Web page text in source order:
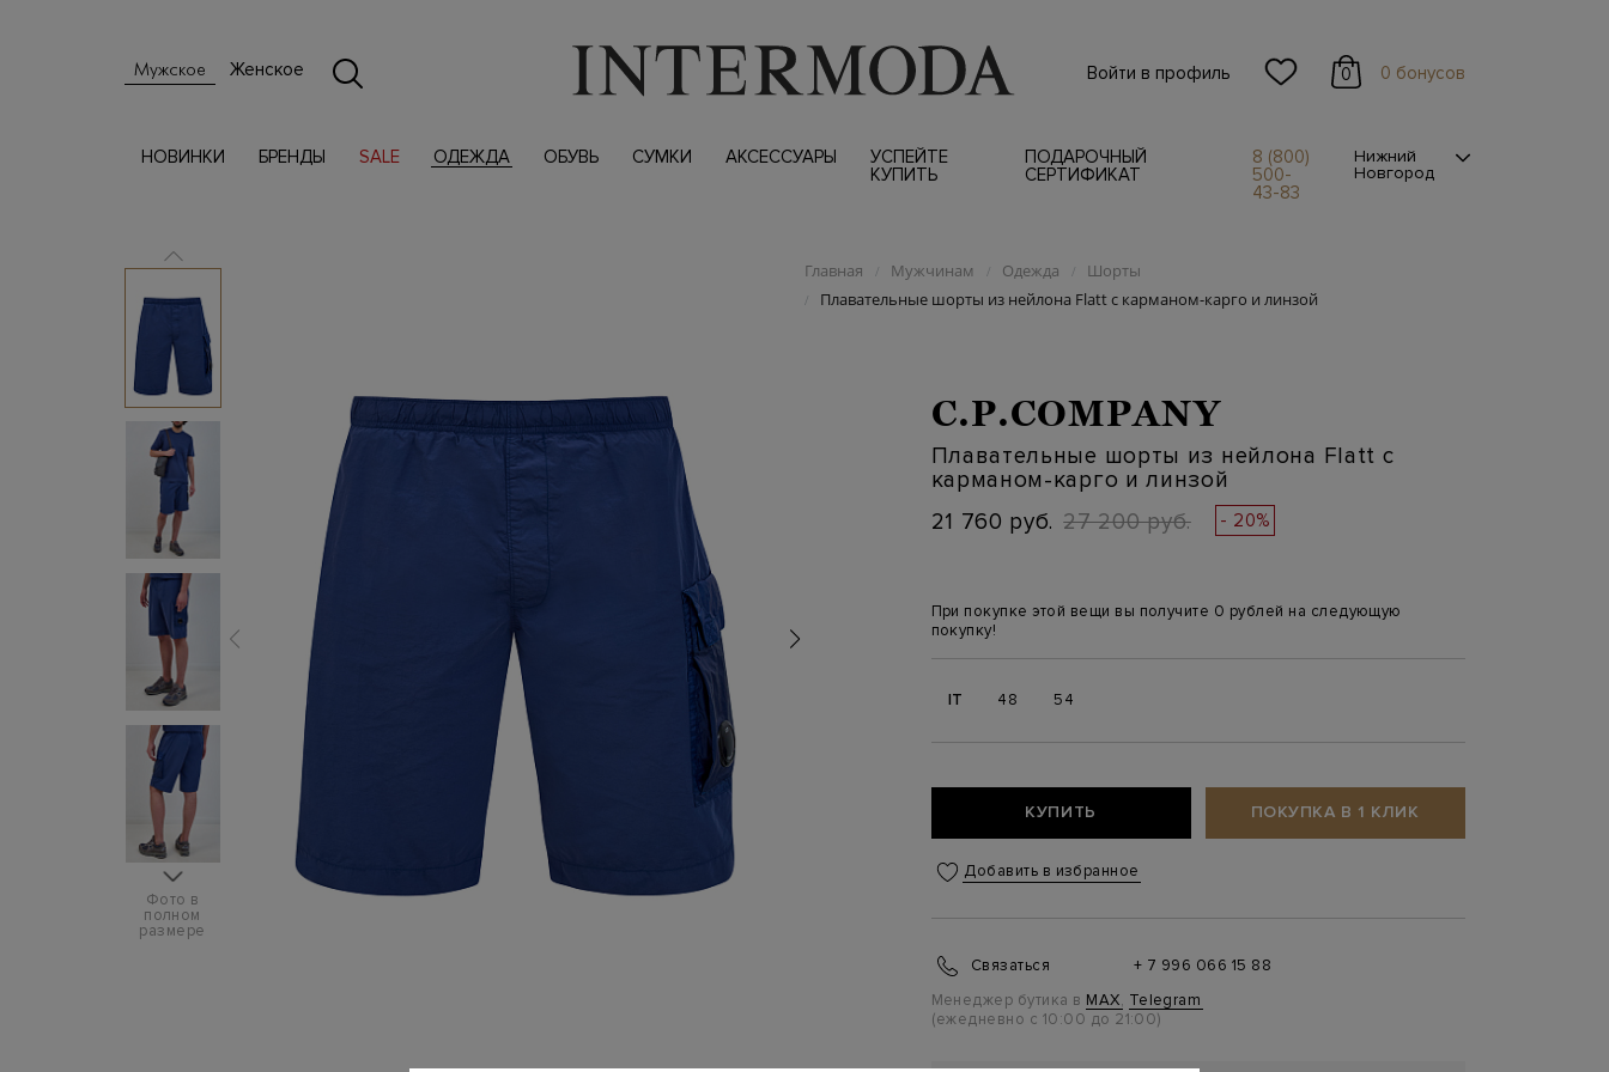
Мужское Женское Войти в профиль 0 0 бонусов
НОВИНКИ БРЕНДЫ SALE ОДЕЖДА ОБУВЬ СУМКИ АКСЕССУАРЫ
УСПЕЙТЕ
КУПИТЬ
ПОДАРОЧНЫЙ
СЕРТИФИКАТ
8 (800)
500-
43-83
Нижний
Новгород
Фото в
полном
размере
Главная / Мужчинам / Одежда / Шорты
/ Плавательные шорты из нейлона Flatt с карманом-карго и линзой
C.P.COMPANY
Плавательные шорты из нейлона Flatt с
карманом-карго и линзой
21 760 руб. 27 200 руб. - 20%
При покупке этой вещи вы получите 0 рублей на следующую
покупку!
IT 48 54
КУПИТЬ ПОКУПКА В 1 КЛИК
Добавить в избранное
Связаться
+ 7 996 066 15 88
Менеджер бутика в MAX, Telegram
(ежедневно с 10:00 до 21:00)